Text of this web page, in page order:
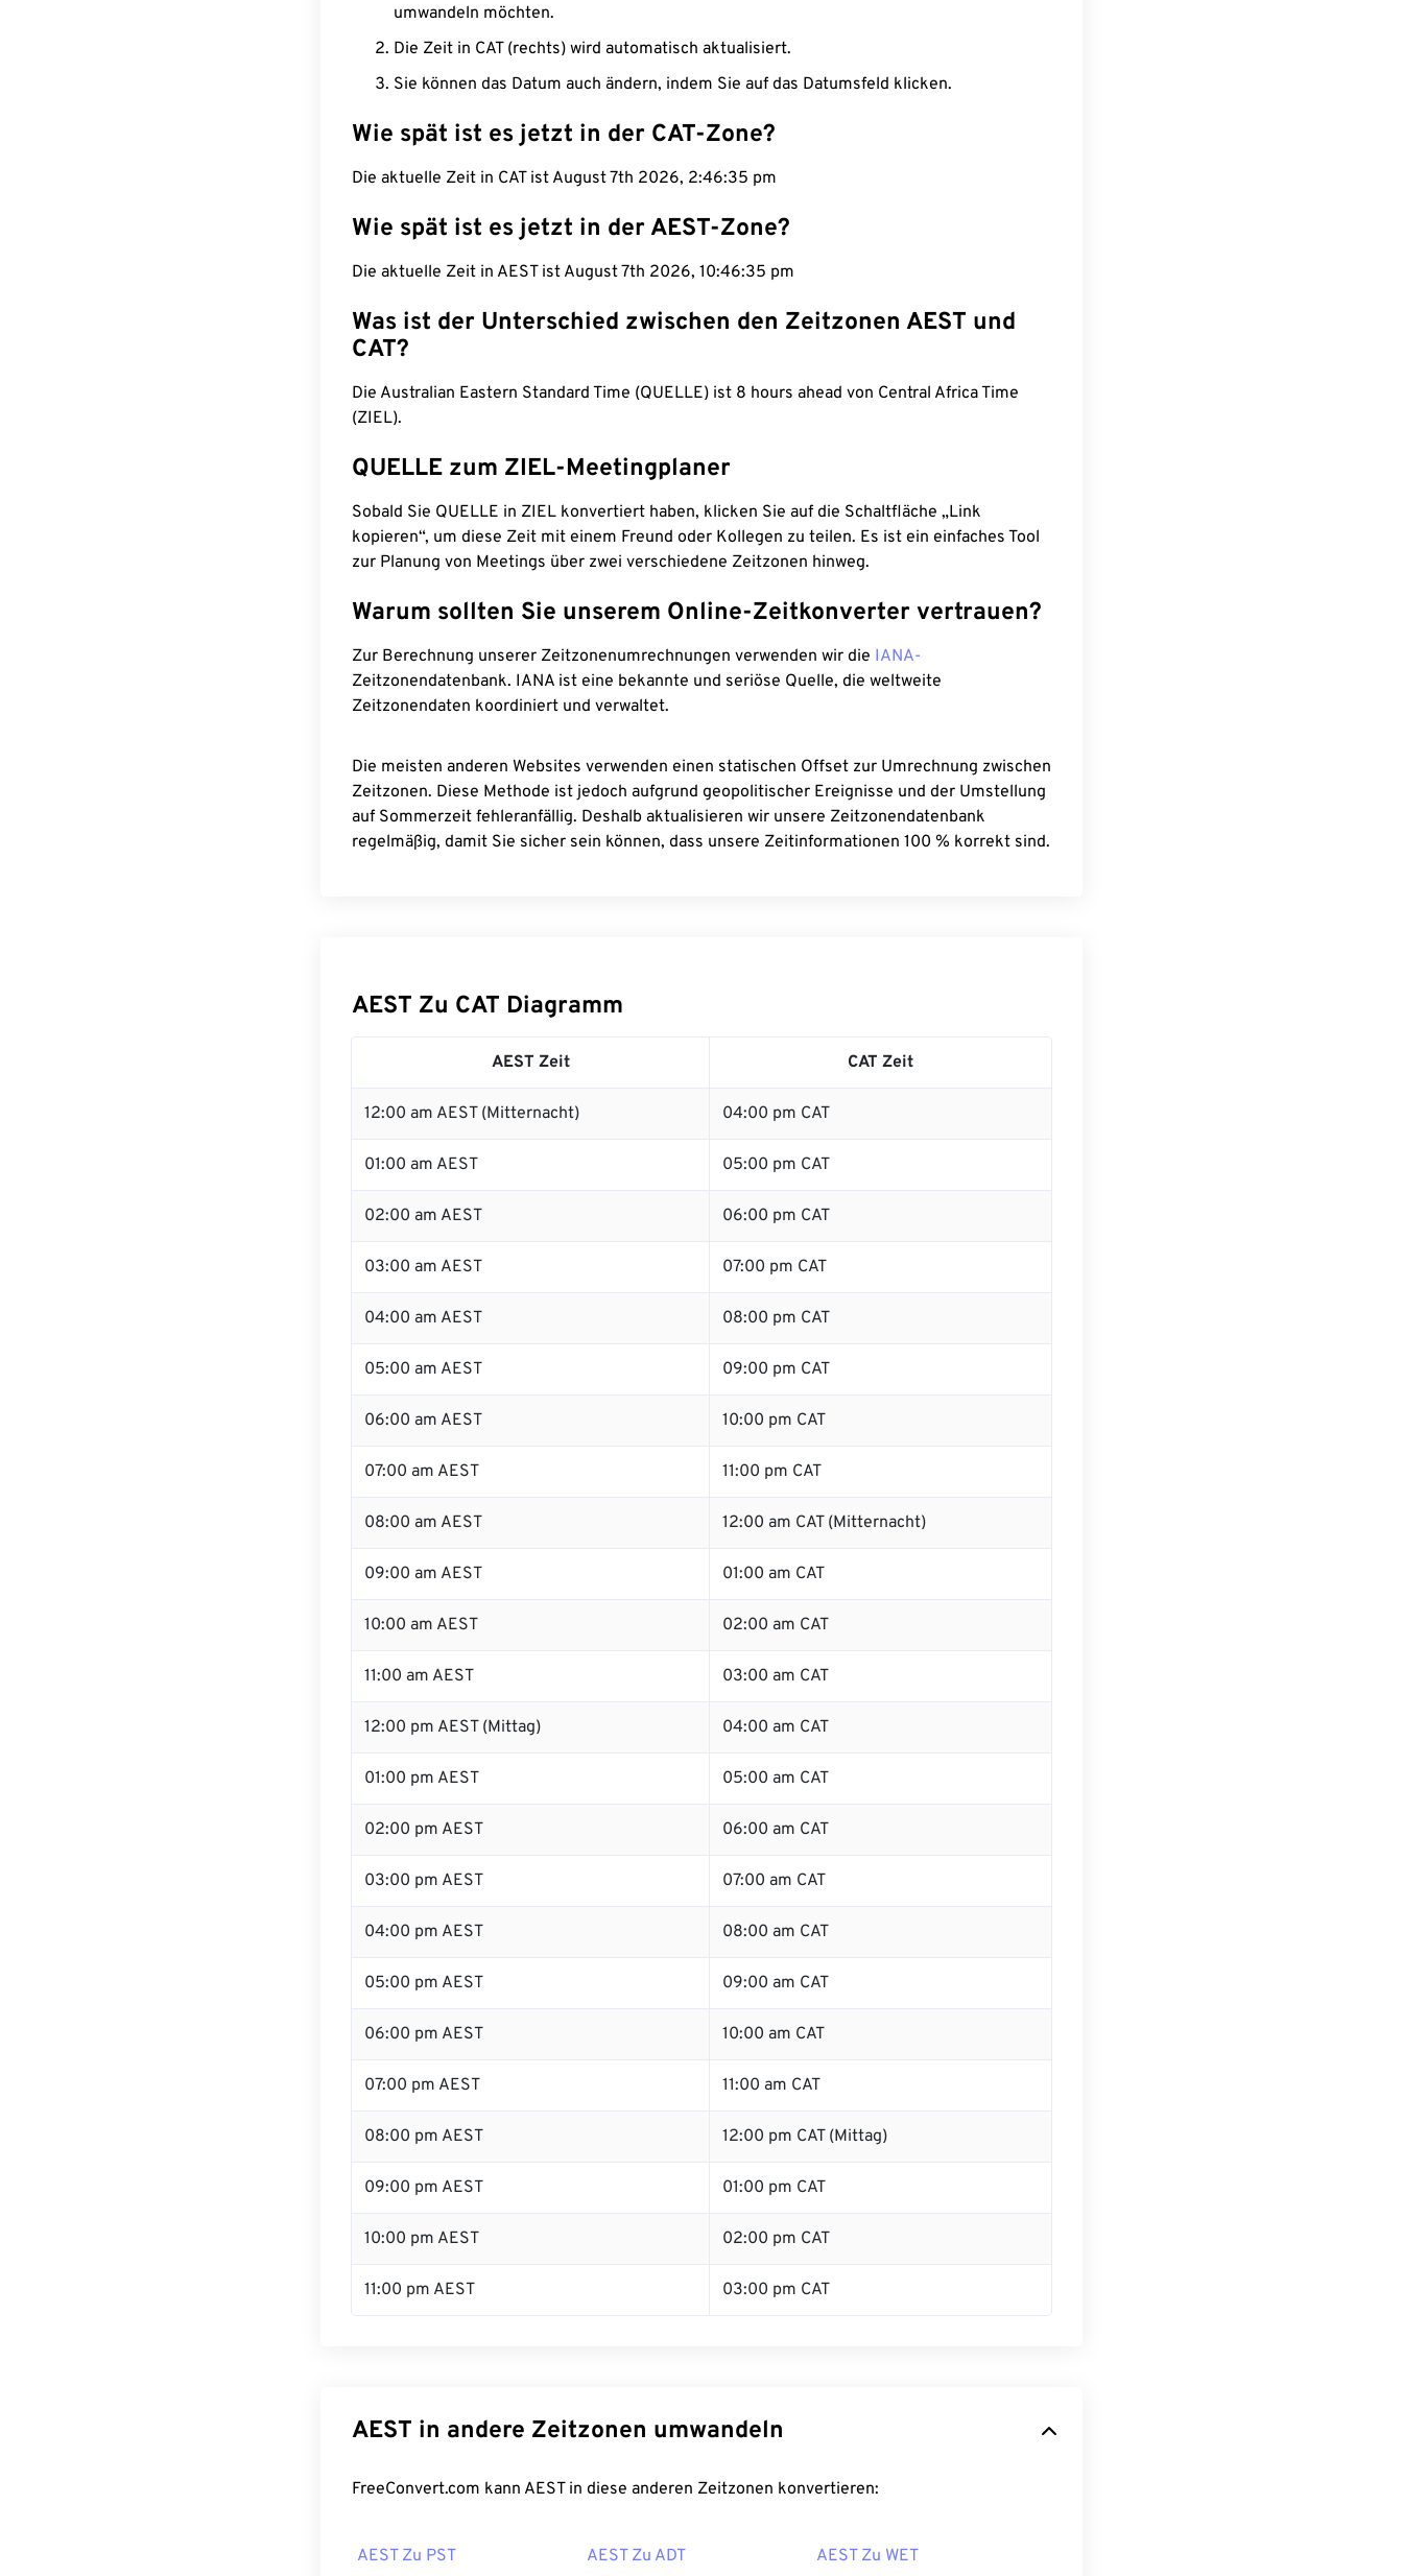
umwandeln möchten.
Die Zeit in CAT (rechts) wird automatisch aktualisiert.
Sie können das Datum auch ändern, indem Sie auf das Datumsfeld klicken.
Wie spät ist es jetzt in der CAT-Zone?
Die aktuelle Zeit in CAT ist August 7th 2026, 2:46:36 pm
Wie spät ist es jetzt in der AEST-Zone?
Die aktuelle Zeit in AEST ist August 7th 2026, 10:46:36 pm
Was ist der Unterschied zwischen den Zeitzonen AEST und
CAT?
Die Australian Eastern Standard Time (QUELLE) ist 8 hours ahead von Central Africa Time
(ZIEL).
QUELLE zum ZIEL-Meetingplaner
Sobald Sie QUELLE in ZIEL konvertiert haben, klicken Sie auf die Schaltfläche „Link
kopieren“, um diese Zeit mit einem Freund oder Kollegen zu teilen. Es ist ein einfaches Tool
zur Planung von Meetings über zwei verschiedene Zeitzonen hinweg.
Warum sollten Sie unserem Online-Zeitkonverter vertrauen?
Zur Berechnung unserer Zeitzonenumrechnungen verwenden wir die IANA-
Zeitzonendatenbank. IANA ist eine bekannte und seriöse Quelle, die weltweite
Zeitzonendaten koordiniert und verwaltet.
Die meisten anderen Websites verwenden einen statischen Offset zur Umrechnung zwischen
Zeitzonen. Diese Methode ist jedoch aufgrund geopolitischer Ereignisse und der Umstellung
auf Sommerzeit fehleranfällig. Deshalb aktualisieren wir unsere Zeitzonendatenbank
regelmäßig, damit Sie sicher sein können, dass unsere Zeitinformationen 100 % korrekt sind.
AEST Zu CAT Diagramm
AEST Zeit CAT Zeit
12:00 am AEST (Mitternacht) 04:00 pm CAT
01:00 am AEST 05:00 pm CAT
02:00 am AEST 06:00 pm CAT
03:00 am AEST 07:00 pm CAT
04:00 am AEST 08:00 pm CAT
05:00 am AEST 09:00 pm CAT
06:00 am AEST 10:00 pm CAT
07:00 am AEST 11:00 pm CAT
08:00 am AEST 12:00 am CAT (Mitternacht)
09:00 am AEST 01:00 am CAT
10:00 am AEST 02:00 am CAT
11:00 am AEST 03:00 am CAT
12:00 pm AEST (Mittag) 04:00 am CAT
01:00 pm AEST 05:00 am CAT
02:00 pm AEST 06:00 am CAT
03:00 pm AEST 07:00 am CAT
04:00 pm AEST 08:00 am CAT
05:00 pm AEST 09:00 am CAT
06:00 pm AEST 10:00 am CAT
07:00 pm AEST 11:00 am CAT
08:00 pm AEST 12:00 pm CAT (Mittag)
09:00 pm AEST 01:00 pm CAT
10:00 pm AEST 02:00 pm CAT
11:00 pm AEST 03:00 pm CAT
AEST in andere Zeitzonen umwandeln
FreeConvert.com kann AEST in diese anderen Zeitzonen konvertieren:
AEST Zu PST AEST Zu ADT AEST Zu WET